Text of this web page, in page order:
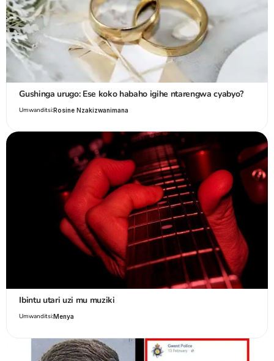
Gushinga urugo: Ese koko habaho igihe ntarengwa cyabyo?
Umwanditsi:Rosine Nzakizwanimana
Ibintu utari uzi mu muziki
Umwanditsi:Menya